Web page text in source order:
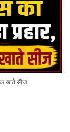
खाते सीज